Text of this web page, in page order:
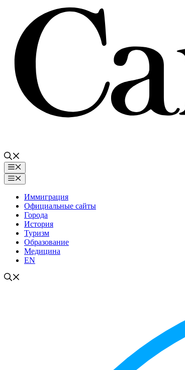
содержимому
Меню
Меню
Иммиграция
Официальные сайты
Города
История
Туризм
Образование
Медицина
EN